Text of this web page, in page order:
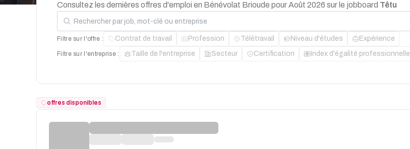
Consultez les dernières offres d'emploi en Bénévolat Brioude pour Août 2026 sur le jobboard Têtu
Rechercher par job, mot-clé ou entreprise
Filtre sur l'offre : Contrat de travail Profession Télétravail Niveau d'études Expérience
Filtre sur l'entreprise : Taille de l'entreprise Secteur Certification Index d'égalité professionnelle
offres disponibles